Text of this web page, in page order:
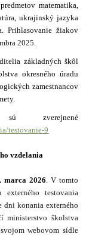
matematika,
ukrajinský jazyka
Prihlasovanie žiakov
2025.
základných škôl
okresného úradu
zamestnancov
zverejnené
testovanie-9
vzdelania
marca 2026. V tomto
testovania
dni konania externého
ministerstvo školstva
webovom sídle